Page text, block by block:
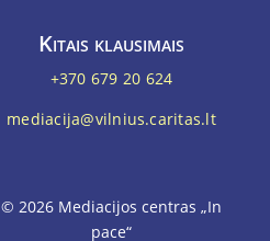
Kitais klausimais
+370 679 20 624
mediacija@vilnius.caritas.lt
© 2026 Mediacijos centras „In
pace“